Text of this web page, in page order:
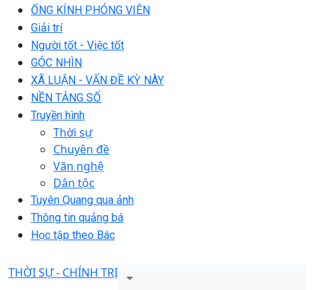
ỐNG KÍNH PHÓNG VIÊN
Giải trí
Người tốt - Việc tốt
GÓC NHÌN
XÃ LUẬN - VẤN ĐỀ KỲ NÀY
NỀN TẢNG SỐ
Truyền hình
Thời sự
Chuyên đề
Văn nghệ
Dân tộc
Tuyên Quang qua ảnh
Thông tin quảng bá
Học tập theo Bác
THỜI SỰ - CHÍNH TRỊ